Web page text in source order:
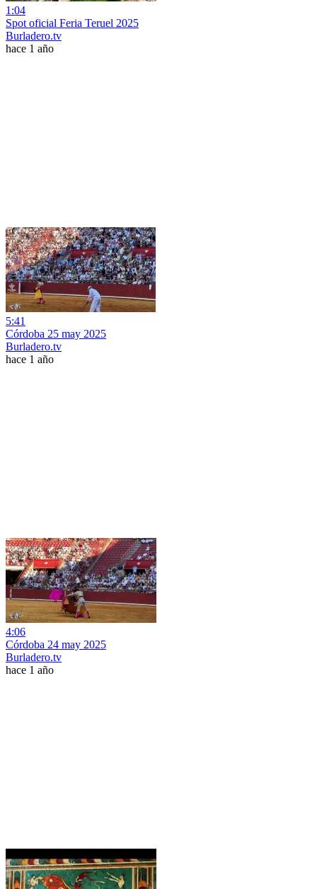
1:04
Spot oficial Feria Teruel 2025
Burladero.tv
hace 1 año
5:41
Córdoba 25 may 2025
Burladero.tv
hace 1 año
4:06
Córdoba 24 may 2025
Burladero.tv
hace 1 año